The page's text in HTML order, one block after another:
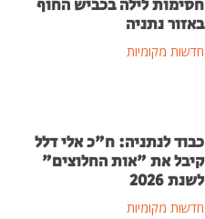
חסימות לילה בכביש החוף
באזור נתניה
חדשות מקומיות
כבוד לנתניה: ח"כ אלי דלל
קיבל את "אות החלוצים"
לשנת 2026
חדשות מקומיות